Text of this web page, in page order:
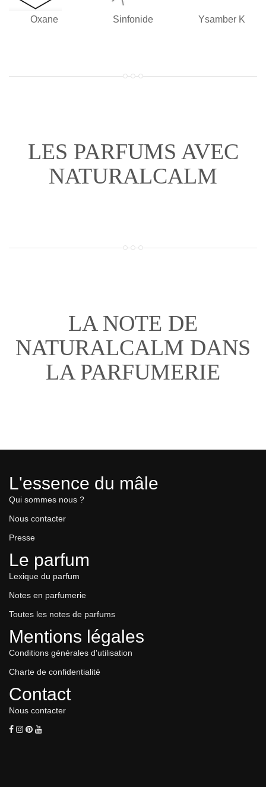
Oxane Sinfonide Ysamber K
LES PARFUMS AVEC
NATURALCALM
LA NOTE DE
NATURALCALM DANS
LA PARFUMERIE
L'essence du mâle
Qui sommes nous ?
Nous contacter
Presse
Le parfum
Lexique du parfum
Notes en parfumerie
Toutes les notes de parfums
Mentions légales
Conditions générales d'utilisation
Charte de confidentialité
Contact
Nous contacter